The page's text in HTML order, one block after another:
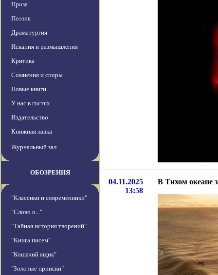
Проза
Поэзия
Драматургия
Искания и размышления
Критика
Сомнения и споры
Новые книги
У нас в гостях
Издательство
Книжная лавка
Журнальный зал
ОБОЗРЕНИЯ
"Классики и современники"
"Слово о..."
"Тайная история творений"
"Книга писем"
"Кошачий ящик"
"Золотые прииски"
04.11.2025
13:58
В Тихом океане